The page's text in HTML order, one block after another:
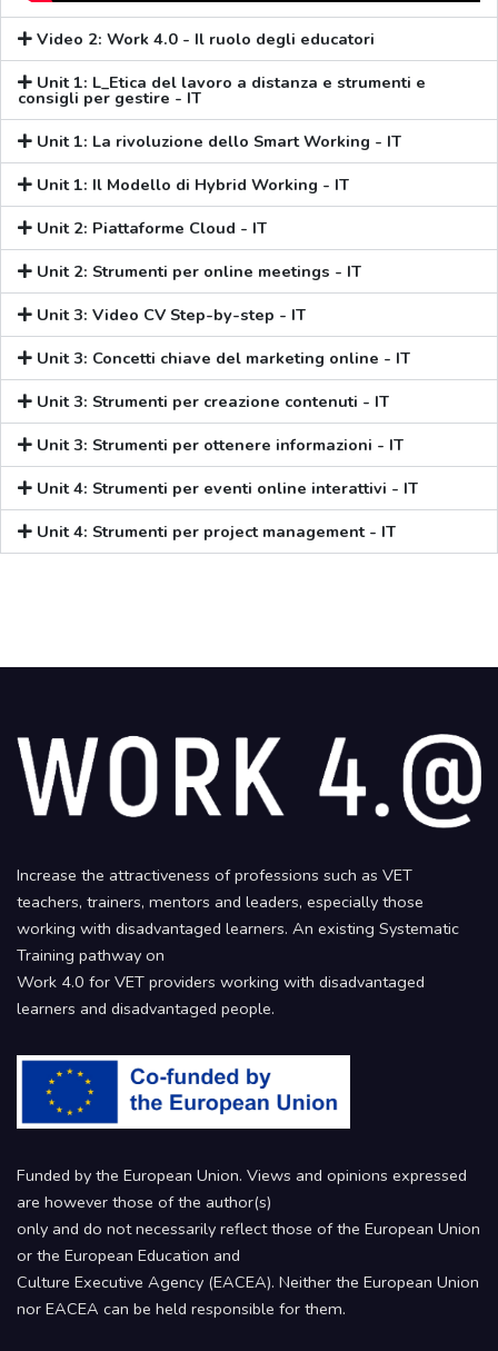
Video 2: Work 4.0 - Il ruolo degli educatori
Unit 1: L_Etica del lavoro a distanza e strumenti e
consigli per gestire - IT
Unit 1: La rivoluzione dello Smart Working - IT
Unit 1: Il Modello di Hybrid Working - IT
Unit 2: Piattaforme Cloud - IT
Unit 2: Strumenti per online meetings - IT
Unit 3: Video CV Step-by-step - IT
Unit 3: Concetti chiave del marketing online - IT
Unit 3: Strumenti per creazione contenuti - IT
Unit 3: Strumenti per ottenere informazioni - IT
Unit 4: Strumenti per eventi online interattivi - IT
Unit 4: Strumenti per project management - IT
Increase the attractiveness of professions such as VET
teachers, trainers, mentors and leaders, especially those
working with disadvantaged learners. An existing Systematic
Training pathway on
Work 4.0 for VET providers working with disadvantaged
learners and disadvantaged people.
Funded by the European Union. Views and opinions expressed
are however those of the author(s)
only and do not necessarily reflect those of the European Union
or the European Education and
Culture Executive Agency (EACEA). Neither the European Union
nor EACEA can be held responsible for them.